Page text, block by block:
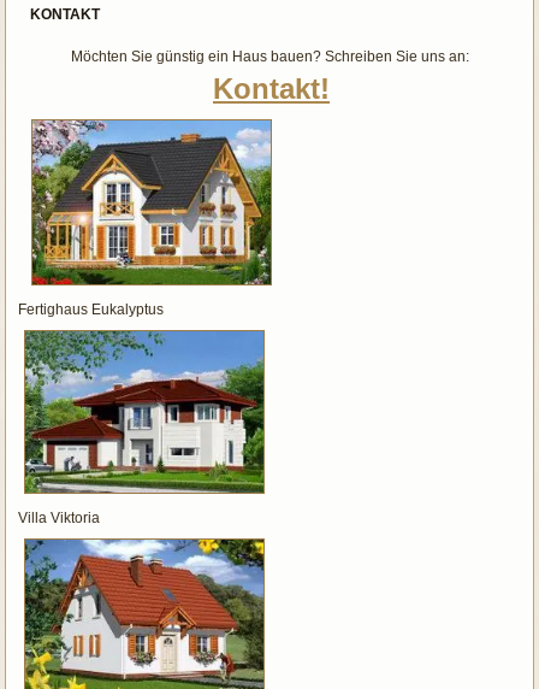
KONTAKT
Möchten Sie günstig ein Haus bauen? Schreiben Sie uns an:
Kontakt!
Fertighaus Eukalyptus
Villa Viktoria